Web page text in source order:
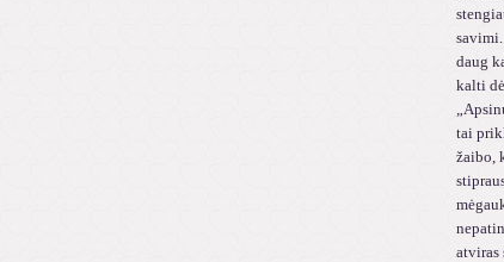
daug
kalti
tai
žaibo,
atviras